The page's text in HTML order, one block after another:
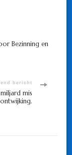
Bezinning en
bericht
mis